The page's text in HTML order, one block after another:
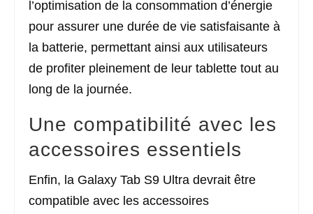
l’optimisation de la consommation d’énergie
pour assurer une durée de vie satisfaisante à
la batterie, permettant ainsi aux utilisateurs
de profiter pleinement de leur tablette tout au
long de la journée.
Une compatibilité avec les
accessoires essentiels
Enfin, la Galaxy Tab S9 Ultra devrait être
compatible avec les accessoires